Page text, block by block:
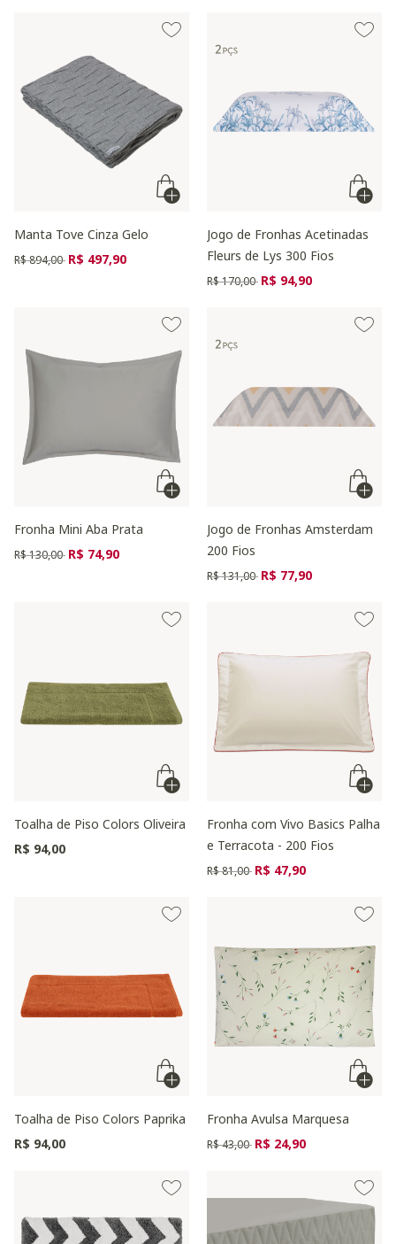
Manta Tove Cinza Gelo
Preço reduzido de
R$ 894,00 para
R$ 497,90
Jogo de Fronhas Acetinadas
Fleurs de Lys 300 Fios
Preço reduzido de
R$ 170,00 para
R$ 94,90
Fronha Mini Aba Prata
Preço reduzido de
R$ 130,00 para
R$ 74,90
Jogo de Fronhas Amsterdam
200 Fios
Preço reduzido de
R$ 131,00 para
R$ 77,90
Toalha de Piso Colors Oliveira
R$ 94,00
Fronha com Vivo Basics Palha
e Terracota - 200 Fios
Preço reduzido de
R$ 81,00 para
R$ 47,90
Toalha de Piso Colors Paprika
R$ 94,00
Fronha Avulsa Marquesa
Preço reduzido de
R$ 43,00 para
R$ 24,90